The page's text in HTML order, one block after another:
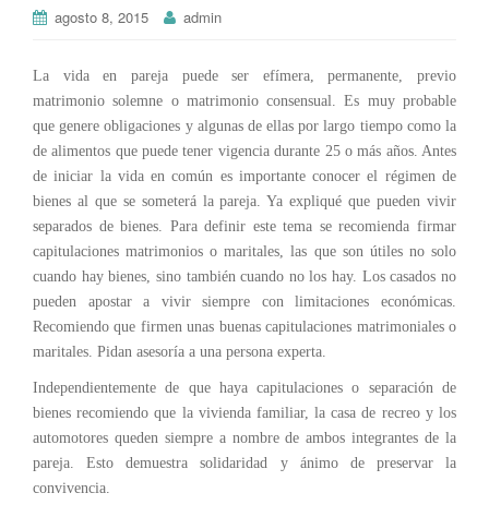
t
i
n
agosto 8, 2015 admin
La vida en pareja puede ser efímera, permanente, previo
matrimonio solemne o matrimonio consensual. Es muy probable
que genere obligaciones y algunas de ellas por largo tiempo como la
de alimentos que puede tener vigencia durante 25 o más años. Antes
de iniciar la vida en común es importante conocer el régimen de
bienes al que se someterá la pareja. Ya expliqué que pueden vivir
separados de bienes. Para definir este tema se recomienda firmar
capitulaciones matrimonios o maritales, las que son útiles no solo
cuando hay bienes, sino también cuando no los hay. Los casados no
pueden apostar a vivir siempre con limitaciones económicas.
Recomiendo que firmen unas buenas capitulaciones matrimoniales o
maritales. Pidan asesoría a una persona experta.
Independientemente de que haya capitulaciones o separación de
bienes recomiendo que la vivienda familiar, la casa de recreo y los
automotores queden siempre a nombre de ambos integrantes de la
pareja. Esto demuestra solidaridad y ánimo de preservar la
convivencia.